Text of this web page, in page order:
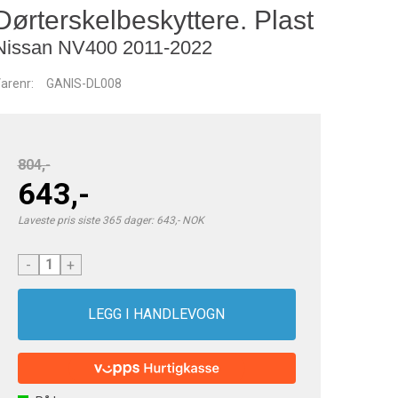
Plast
NV400 2011-2022
GANIS-DL008
804,-
643,-
Laveste pris siste 365 dager: 643,- NOK
- +